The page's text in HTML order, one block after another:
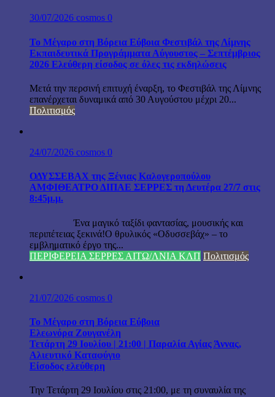
30/07/2026 cosmos 0
Το Μέγαρο στη Βόρεια Εύβοια Φεστιβάλ της Λίμνης
Εκπαιδευτικά Προγράμματα Αύγουστος – Σεπτέμβριος
2026 Ελεύθερη είσοδος σε όλες τις εκδηλώσεις
Μετά την περσινή επιτυχή έναρξη, το Φεστιβάλ της Λίμνης
επανέρχεται δυναμικά από 30 Αυγούστου μέχρι 20...
Πολιτισμός
24/07/2026 cosmos 0
ΟΔΥΣΣΕΒΑΧ της Ξένιας Καλογεροπούλου
ΑΜΦΙΘΕΑΤΡΟ ΔΙΠΑΕ ΣΕΡΡΕΣ τη Δευτέρα 27/7 στις
8:45μ.μ.
Ένα μαγικό ταξίδι φαντασίας, μουσικής και
περιπέτειας ξεκινά!Ο θρυλικός «Οδυσσεβάχ» – το
εμβληματικό έργο της...
ΠΕΡΙΦΕΡΕΙΑ ΣΕΡΡΕΣ ΑΙΤΩ/ΛΝΙΑ ΚΛΠ Πολιτισμός
21/07/2026 cosmos 0
Το Μέγαρο στη Βόρεια Εύβοια
Ελεωνόρα Ζουγανέλη
Τετάρτη 29 Ιουλίου | 21:00 | Παραλία Αγίας Άννας,
Αλιευτικό Καταφύγιο
Είσοδος ελεύθερη
Την Τετάρτη 29 Ιουλίου στις 21:00, με τη συναυλία της